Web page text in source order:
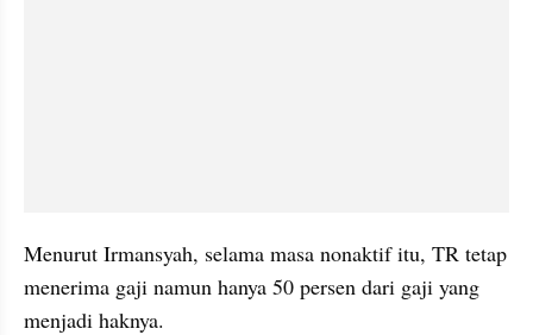
Menurut Irmansyah, selama masa nonaktif itu, TR tetap
menerima gaji namun hanya 50 persen dari gaji yang
menjadi haknya.